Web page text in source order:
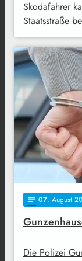
Skodafahrer
Staatsstraße
notes 07. August
Die Polizei